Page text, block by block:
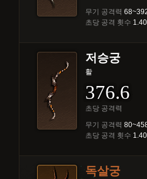
무기 공격력
초당 공격 횟수 1.40
저승궁
활
376.6
초당 공격력
무기 공격력
초당 공격 횟수 1.40
독살궁